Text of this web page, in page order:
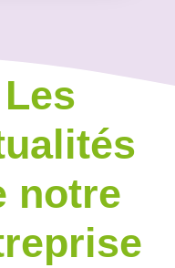
Les
notre